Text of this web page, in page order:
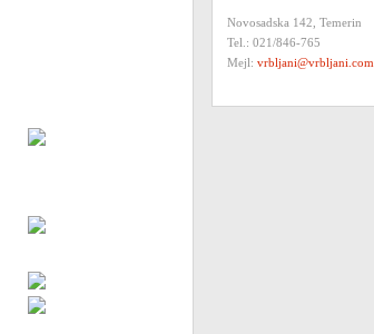
Novosadska 142, Temerin
Tel.: 021/846-765
Mejl: vrbljani@vrbljani.com